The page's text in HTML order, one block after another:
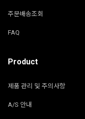
주문배송조회
FAQ
Product
제품 관리 및 주의사항
A/S 안내